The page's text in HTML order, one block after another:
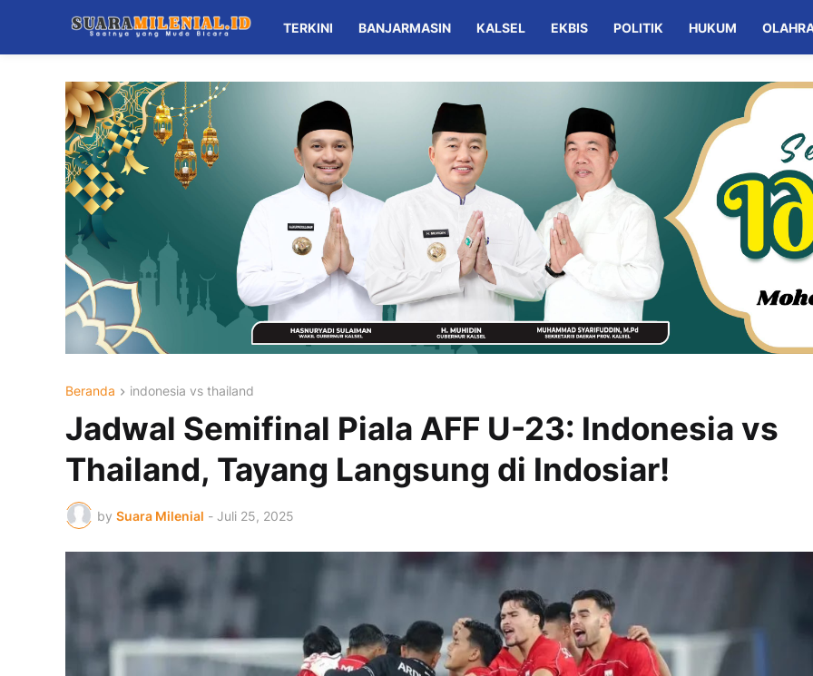
TERKINI BANJARMASIN KALSEL EKBIS POLITIK HUKUM
Beranda indonesia vs thailand
Jadwal Semifinal Piala AFF U-23: Indonesia vs
Thailand, Tayang Langsung di Indosiar!
by Suara Milenial - Juli 25, 2025